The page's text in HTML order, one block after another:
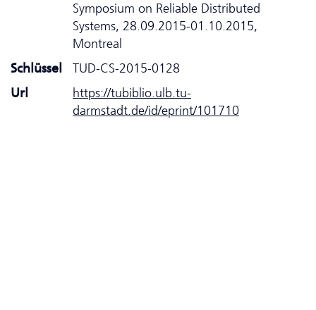
Symposium on Reliable Distributed
Systems, 28.09.2015-01.10.2015,
Montreal
Schlüssel
TUD-CS-2015-0128
Url
https://tubiblio.ulb.tu-
darmstadt.de/id/eprint/101710